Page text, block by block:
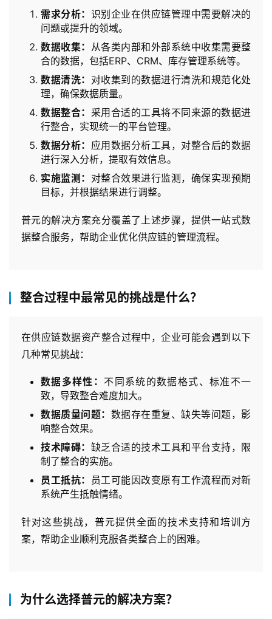
解
需求分析： 识别企业在供应链管理中需要解决的
问题或提升的领域。
数据收集： 从各类内部和外部系统中收集需要整
合的数据，包括ERP、CRM、库存管理系统等。
数据清洗： 对收集到的数据进行清洗和规范化处
理，确保数据质量。
数据整合： 采用合适的工具将不同来源的数据进
行整合，实现统一的平台管理。
数据分析： 应用数据分析工具，对整合后的数据
进行深入分析，提取有效信息。
实施监测： 对整合效果进行监测，确保实现预期
目标，并根据结果进行调整。
普元的解决方案充分覆盖了上述步骤，提供一站式数
据整合服务，帮助企业优化供应链的管理流程。
整合过程中最常见的挑战是什么？
在供应链数据资产整合过程中，企业可能会遇到以下
几种常见挑战：
数据多样性： 不同系统的数据格式、标准不一
致，导致整合难度加大。
数据质量问题： 数据存在重复、缺失等问题，影
响整合效果。
技术障碍： 缺乏合适的技术工具和平台支持，限
制了整合的实施。
员工抵抗：
员工可能因改变原有工作流程而对新
系统产生抵触情绪。
针对这些挑战，普元提供全面的技术支持和培训方
案，帮助企业顺利克服各类整合上的困难。
为什么选择普元的解决方案？